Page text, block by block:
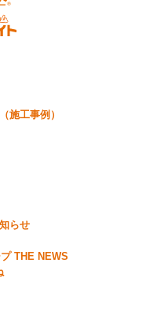
施工事例）
らせ
THE NEWS